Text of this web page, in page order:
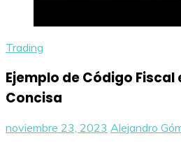
Trading
Ejemplo de Código Fiscal
Concisa
noviembre 23, 2023 Alejandro